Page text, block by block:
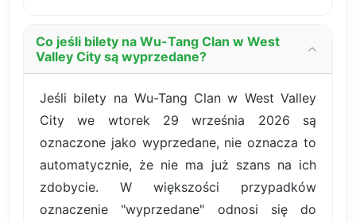
Co jeśli bilety na Wu-Tang Clan w West
Valley City są wyprzedane?
Jeśli bilety na Wu-Tang Clan w West Valley
City we wtorek 29 września 2026 są
oznaczone jako wyprzedane, nie oznacza to
automatycznie, że nie ma już szans na ich
zdobycie. W większości przypadków
oznaczenie "wyprzedane" odnosi się do